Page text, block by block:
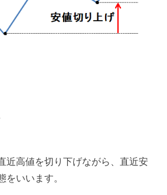
近高値を切り下げながら、直近安
をいいます。